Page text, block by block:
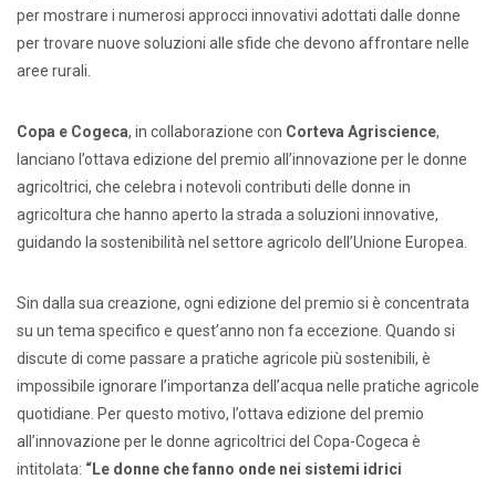
per mostrare i numerosi approcci innovativi adottati dalle donne
per trovare nuove soluzioni alle sfide che devono affrontare nelle
aree rurali.
Copa e Cogeca, in collaborazione con Corteva Agriscience,
lanciano l’ottava edizione del premio all’innovazione per le donne
agricoltrici, che celebra i notevoli contributi delle donne in
agricoltura che hanno aperto la strada a soluzioni innovative,
guidando la sostenibilità nel settore agricolo dell’Unione Europea.
Sin dalla sua creazione, ogni edizione del premio si è concentrata
su un tema specifico e quest’anno non fa eccezione. Quando si
discute di come passare a pratiche agricole più sostenibili, è
impossibile ignorare l’importanza dell’acqua nelle pratiche agricole
quotidiane. Per questo motivo, l’ottava edizione del premio
all’innovazione per le donne agricoltrici del Copa-Cogeca è
intitolata: “Le donne che fanno onde nei sistemi idrici